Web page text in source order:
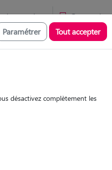
pet sitter Connexion
Visites
Paramétrer Tout accepter
désactivez complètement les